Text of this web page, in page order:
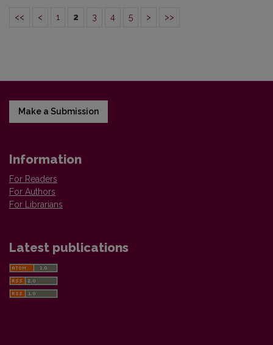
<< < 1 2 3 4 5 > >>
Make a Submission
Information
For Readers
For Authors
For Librarians
Latest publications